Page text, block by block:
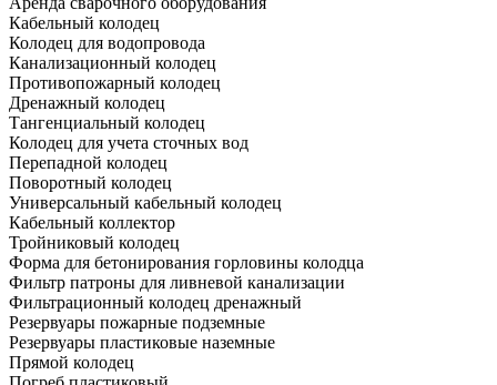
Кабельный колодец
Колодец для водопровода
Канализационный колодец
Противопожарный колодец
Дренажный колодец
Тангенциальный колодец
Колодец для учета сточных вод
Перепадной колодец
Поворотный колодец
Универсальный кабельный колодец
Кабельный коллектор
Тройниковый колодец
Форма для бетонирования горловины колодца
Фильтр патроны для ливневой канализации
Фильтрационный колодец дренажный
Резервуары пожарные подземные
Резервуары пластиковые наземные
Прямой колодец